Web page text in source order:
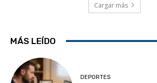
Cargar más
MÁS LEÍDO
DEPORTES